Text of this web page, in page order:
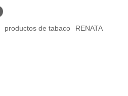
productos de tabaco
RENATA